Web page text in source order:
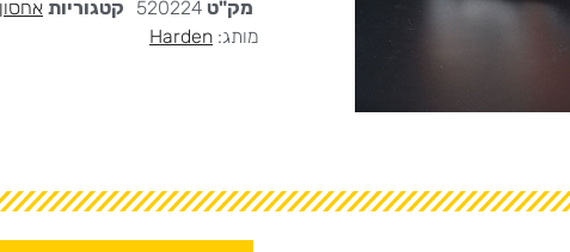
מק"ט 520224 קטגוריות אחסון
מותג: Harden